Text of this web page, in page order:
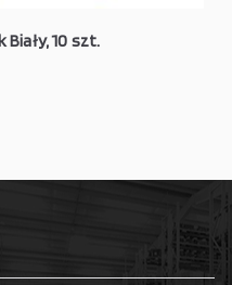
10 szt.